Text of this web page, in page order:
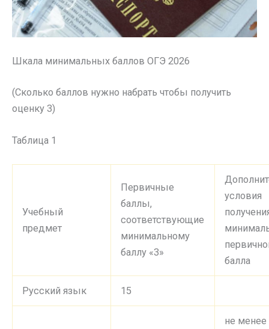
Шкала минимальных баллов ОГЭ 2026
(Сколько баллов нужно набрать чтобы получить
оценку 3)
Таблица 1
Учебный
предмет
Первичные
баллы,
соответствующие
минимальному
баллу «3»
условия
балла
Русский язык 15
не менее